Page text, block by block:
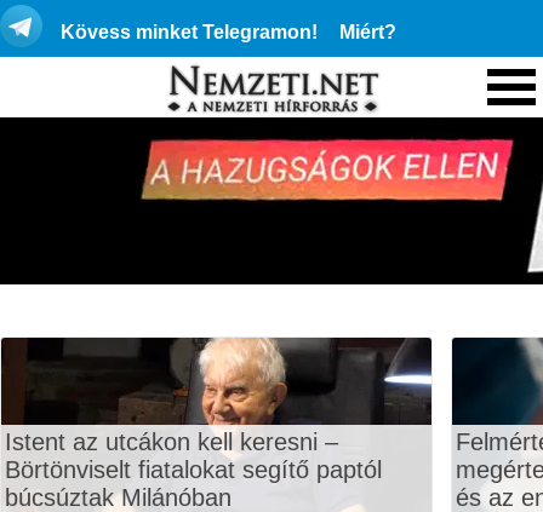
Kövess minket Telegramon! Miért?
Istent az utcákon kell keresni –
Börtönviselt fiatalokat segítő paptól
búcsúztak Milánóban
és az